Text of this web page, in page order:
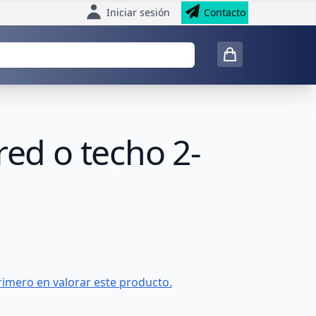
Iniciar sesión Contacto
o techo 2-
en valorar este producto.